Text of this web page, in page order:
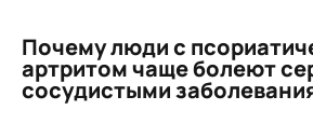
Почему люди с
артритом чаще болеют
сосудистыми